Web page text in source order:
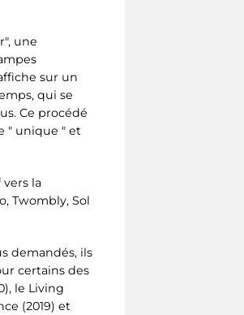
une
sur un
qui se
Ce procédé
" unique " et
la
Twombly, Sol
demandés, ils
certains des
le Living
(2019) et